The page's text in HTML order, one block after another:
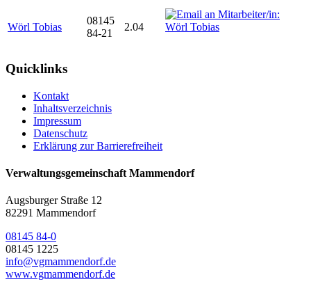
Wörl Tobias
08145
84-21
2.04
Quicklinks
Kontakt
Inhaltsverzeichnis
Impressum
Datenschutz
Erklärung zur Barrierefreiheit
Verwaltungsgemeinschaft Mammendorf
Augsburger Straße 12
82291 Mammendorf
08145 84-0
08145 1225
info@vgmammendorf.de
www.vgmammendorf.de